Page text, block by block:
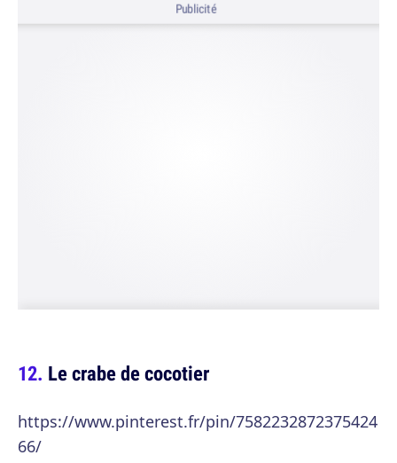
Publicité
Le crabe de cocotier
https://www.pinterest.fr/pin/7582232872375424
66/